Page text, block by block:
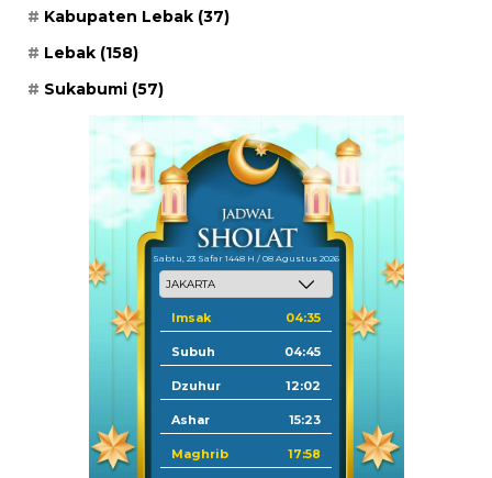
Kabupaten Lebak (37)
Lebak (158)
Sukabumi (57)
Sabtu, 23 Safar 1448 H / 08 Agustus 2026
Imsak 04:35
Subuh 04:45
Dzuhur 12:02
Ashar 15:23
Maghrib 17:58